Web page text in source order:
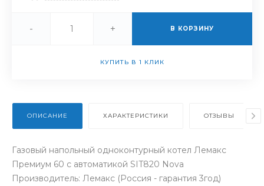
- + В КОРЗИНУ
КУПИТЬ В 1 КЛИК
ОПИСАНИЕ ХАРАКТЕРИСТИКИ ОТЗЫВЫ
Газовый напольный одноконтурный котел Лемакс
Премиум 60 с автоматикой SIT820 Nova
Производитель: Лемакс (Россия - гарантия 3год)